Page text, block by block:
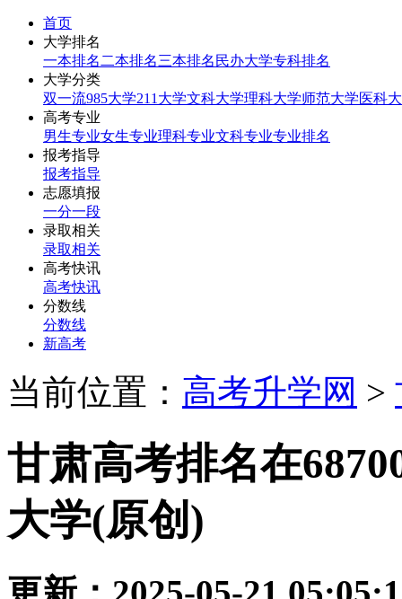
首页
大学排名
一本排名 二本排名三本排名 民办大学专科排名
大学分类
双一流985大学211大学文科大学理科大学师范大学医科
高考专业
男生专业女生专业理科专业文科专业专业排名
报考指导
报考指导
志愿填报
一分一段
录取相关
录取相关
高考快讯
高考快讯
分数线
分数线
新高考
当前位置： 高考升学网 >
甘肃高考排名在
大学(原创)